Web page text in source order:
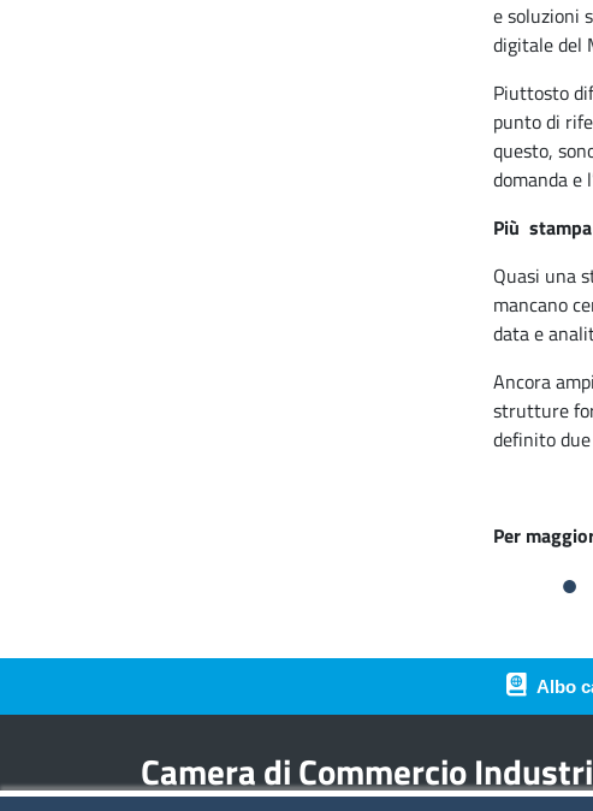
e soluzioni
digitale del
Piuttosto
punto di
questo,
domanda e
Più
Quasi una
mancano
data e
Ancora
strutture
definito
Per
Piè diAlbo
Camera di Commercio